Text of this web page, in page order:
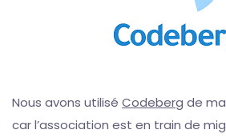
Nous avons utilisé Codeberg de
car l’association est en train de